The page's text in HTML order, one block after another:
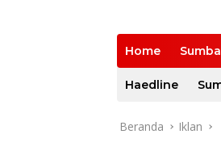
Home
Haedline
Beranda Iklan